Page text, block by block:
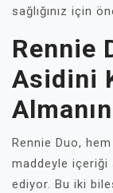
sağlığınız için
Rennie
Asidini
Rennie Duo,
maddeyle içeriği
ediyor. Bu iki